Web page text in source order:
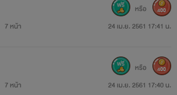
7 หน้า 24 เม.ย. 2561 17:41 น.
หรือ 400
7 หน้า 24 เม.ย. 2561 17:40 น.
หรือ 400